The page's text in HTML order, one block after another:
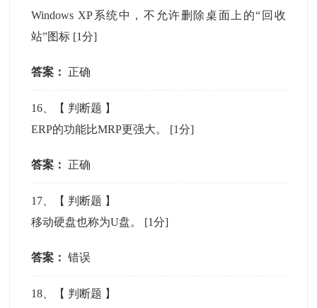
Windows XP系统中，不允许删除桌面上的“回收
站”图标 [1分]
答案： 正确
16 、【 判断题 】
ERP的功能比MRP更强大。 [1分]
答案： 正确
17 、【 判断题 】
移动硬盘也称为U盘。 [1分]
答案： 错误
18 、【 判断题 】